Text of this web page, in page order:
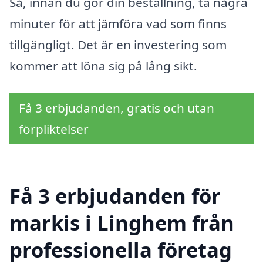
minuter för att jämföra vad som finns
tillgängligt. Det är en investering som
kommer att löna sig på lång sikt.
Få 3 erbjudanden, gratis och utan
förpliktelser
Få 3 erbjudanden för
markis i Linghem från
professionella företag